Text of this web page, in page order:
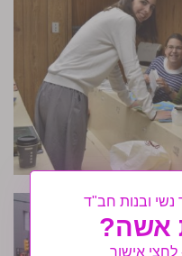
ובנות חב"ד
אשה?
אישור